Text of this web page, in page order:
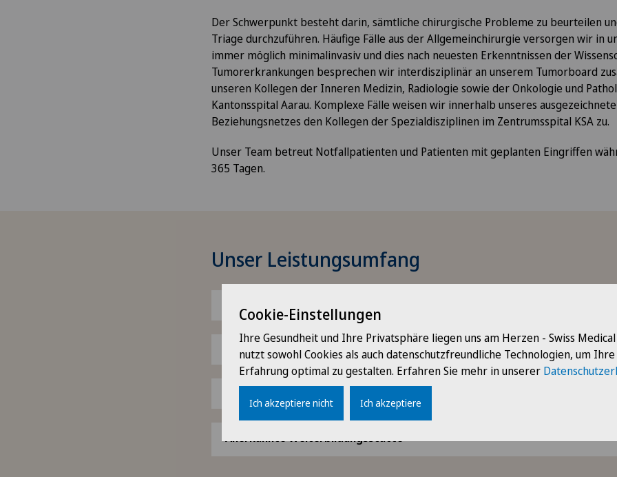
Der Schwerpunkt besteht darin, sämtliche chirurgische Probleme zu beurteilen
Triage durchzuführen. Häufige Fälle aus der Allgemeinchirurgie versorgen wir in
immer möglich minimalinvasiv und dies nach neuesten Erkenntnissen der
Tumorerkrankungen besprechen wir interdisziplinär an unserem Tumorboard
unseren Kollegen der Inneren Medizin, Radiologie sowie der Onkologie und
Kantonsspital Aarau. Komplexe Fälle weisen wir innerhalb unseres
Beziehungsnetzes den Kollegen der Spezialdisziplinen im Zentrumsspital KSA zu.
Unser Team betreut Notfallpatienten und Patienten mit geplanten Eingriffen
365 Tagen.
Unser Leistungsumfang
Allgemeinchirurgie
Handchirurgie
Anerkannte Weiterbildungsstätte
Cookie-Einstellungen
Ihre Gesundheit und Ihre Privatsphäre liegen uns am Herzen - Swiss
nutzt sowohl Cookies als auch datenschutzfreundliche Technologien, um
Erfahrung optimal zu gestalten. Erfahren Sie mehr in unserer
Ich akzeptiere nicht Ich akzeptiere